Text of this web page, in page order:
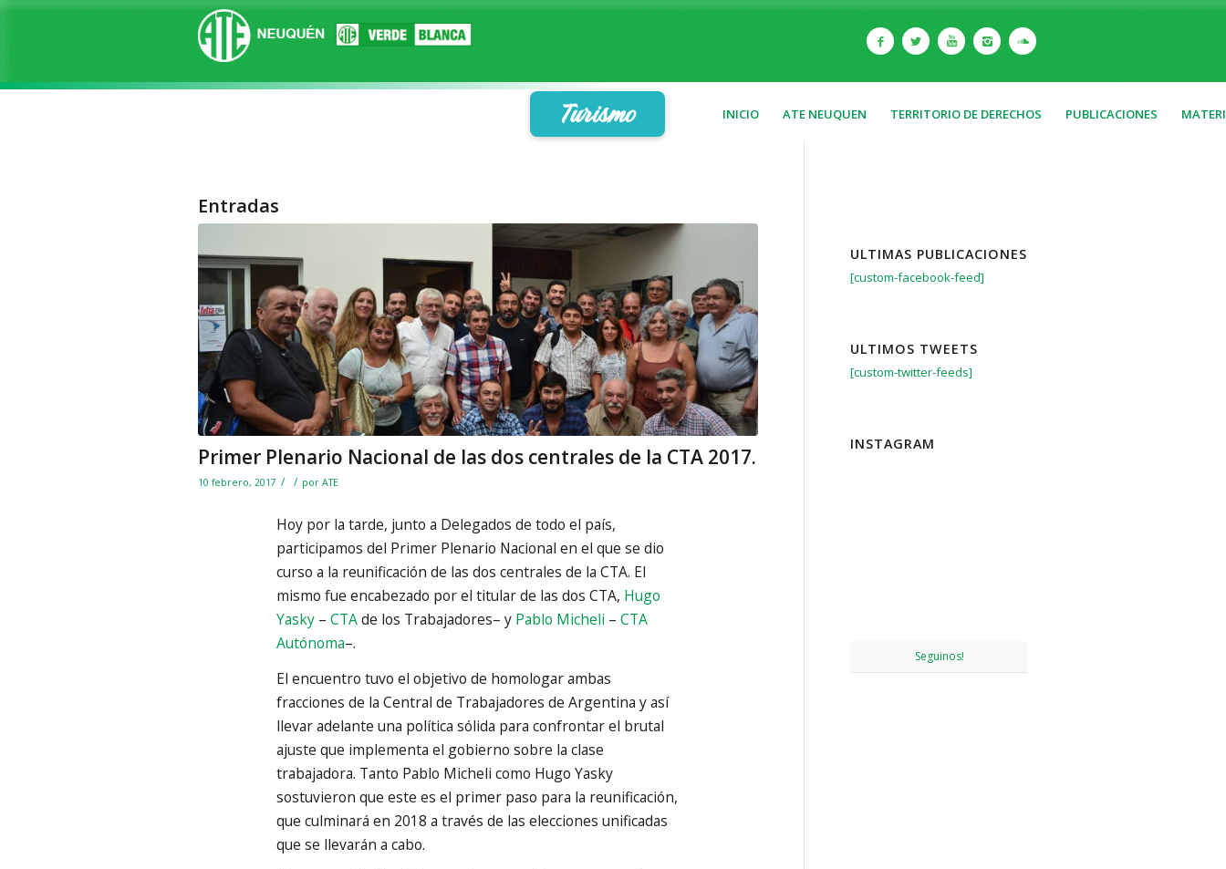
Turismo INICIO ATE NEUQUEN TERRITORIO DE DERECHOS PUBLICACIONES
Entradas
Primer Plenario Nacional de las dos centrales de la CTA 2017.
10 febrero, 2017 / / por ATE
Hoy por la tarde, junto a Delegados de todo el país,
participamos del Primer Plenario Nacional en el que se dio
curso a la reunificación de las dos centrales de la CTA. El
mismo fue encabezado por el titular de las dos CTA, Hugo
Yasky – CTAde los Trabajadores– y Pablo Micheli – CTA
Autónoma–.
El encuentro tuvo el objetivo de homologar ambas
fracciones de la Central de Trabajadores de Argentina y así
llevar adelante una política sólida para confrontar el brutal
ajuste que implementa el gobierno sobre la clase
trabajadora. Tanto Pablo Micheli como Hugo Yasky
sostuvieron que este es el primer paso para la reunificación,
que culminará en 2018 a través de las elecciones unificadas
que se llevarán a cabo.
ULTIMAS PUBLICACIONES
[custom-facebook-feed]
ULTIMOS TWEETS
[custom-twitter-feeds]
INSTAGRAM
Seguinos!